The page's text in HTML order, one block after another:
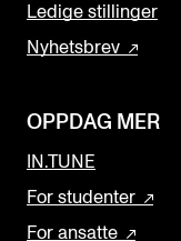
Ledige stillinger
Nyhetsbrev
OPPDAG MER
IN.TUNE
For studenter
For ansatte